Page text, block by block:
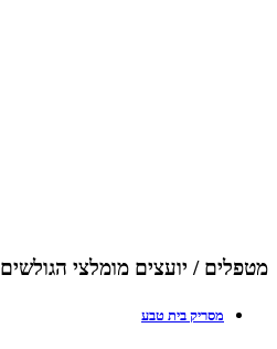
מטפלים / יועצים מומלצי הגולשים
מסריק בית טבע